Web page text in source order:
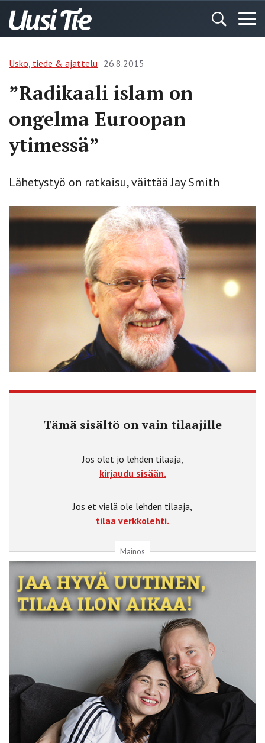
Usko, tiede & ajattelu 26.8.2015
”Radikaali islam on
ongelma Euroopan
ytimessä”
Lähetystyö on ratkaisu, väittää Jay Smith
Tämä sisältö on vain tilaajille
Jos olet jo lehden tilaaja,
kirjaudu sisään.
Jos et vielä ole lehden tilaaja,
tilaa verkkolehti.
Mainos